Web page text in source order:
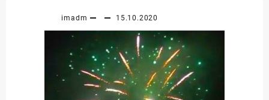
imadm 15.10.2020